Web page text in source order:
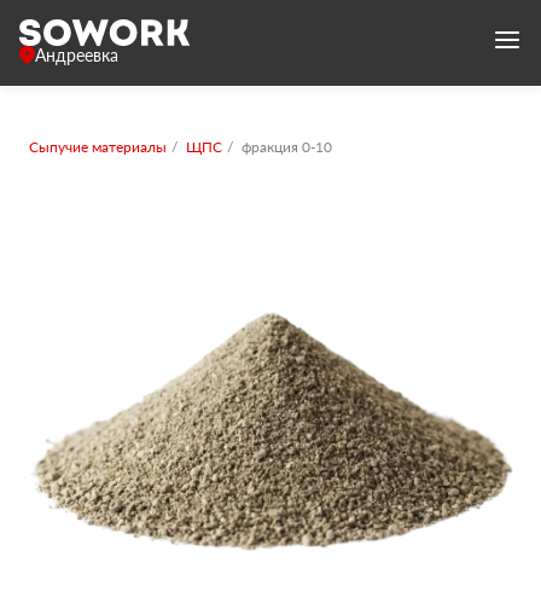
Андреевка
Сыпучие материалы ЩПС фракция 0-10